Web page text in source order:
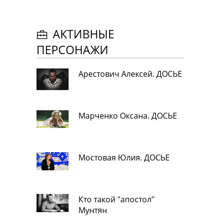
АКТИВНЫЕ
ПЕРСОНАЖИ
Арестович Алексей. ДОСЬЕ
Марченко Оксана. ДОСЬЕ
Мостовая Юлия. ДОСЬЕ
Кто такой "апостол"
Мунтян